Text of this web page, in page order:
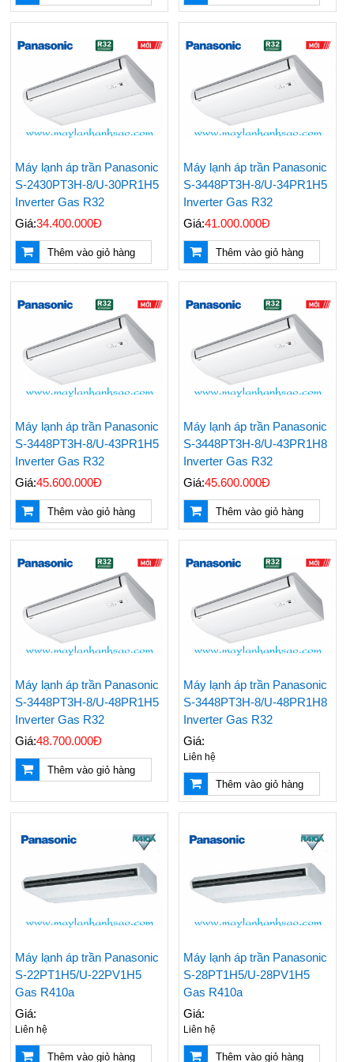
Máy lạnh áp trần Panasonic
S-2430PT3H-8/U-30PR1H5
Inverter Gas R32
Giá:34.400.000Đ
Thêm vào giỏ hàng
Máy lạnh áp trần Panasonic
S-3448PT3H-8/U-34PR1H5
Inverter Gas R32
Giá:41.000.000Đ
Thêm vào giỏ hàng
Máy lạnh áp trần Panasonic
S-3448PT3H-8/U-43PR1H5
Inverter Gas R32
Giá:45.600.000Đ
Thêm vào giỏ hàng
Máy lạnh áp trần Panasonic
S-3448PT3H-8/U-43PR1H8
Inverter Gas R32
Giá:45.600.000Đ
Thêm vào giỏ hàng
Máy lạnh áp trần Panasonic
S-3448PT3H-8/U-48PR1H5
Inverter Gas R32
Giá:48.700.000Đ
Thêm vào giỏ hàng
Máy lạnh áp trần Panasonic
S-3448PT3H-8/U-48PR1H8
Inverter Gas R32
Giá:
Liên hệ
Thêm vào giỏ hàng
Máy lạnh áp trần Panasonic
S-22PT1H5/U-22PV1H5
Gas R410a
Giá:
Liên hệ
Thêm vào giỏ hàng
Máy lạnh áp trần Panasonic
S-28PT1H5/U-28PV1H5
Gas R410a
Giá:
Liên hệ
Thêm vào giỏ hàng
Nên Mua Máy Lạnh
Hãng Nào? Top 3
Những Vật Tư Cần Có
Khi Thi Công Ống
Đại Lý Cung Cấp Giá
Điều Hoà Treo Tường
Thi Công - Lắp Đặt
Đại Lý Phân Phối Máy